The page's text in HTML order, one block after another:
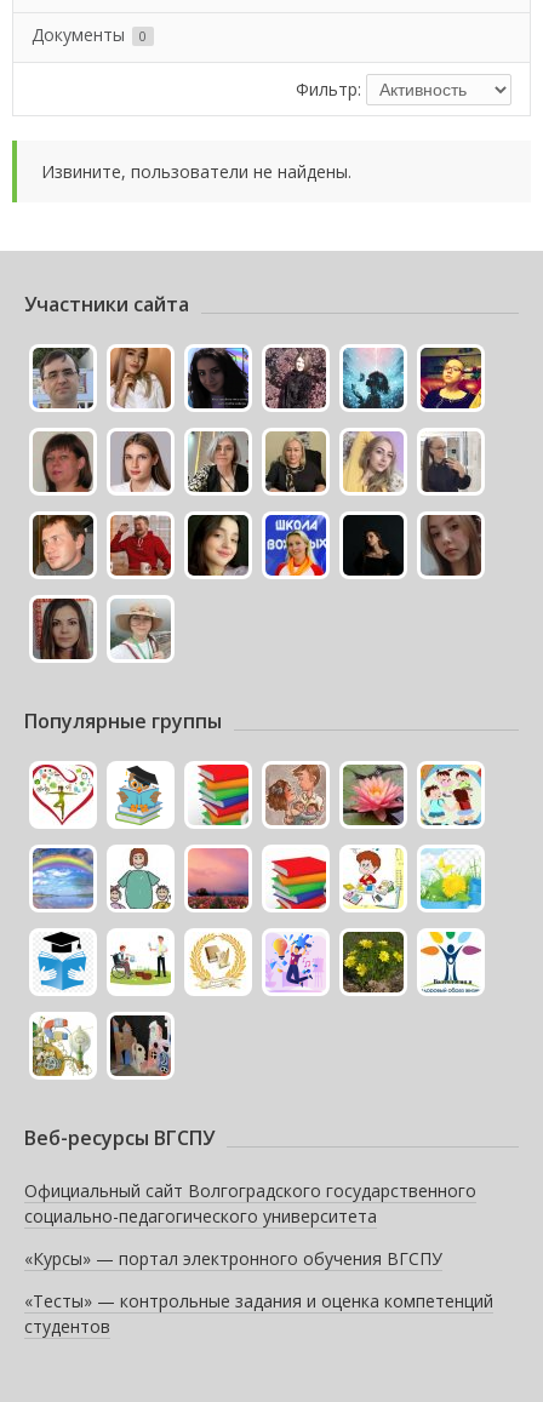
Документы 0
Фильтр:
Извините, пользователи не найдены.
Участники сайта
Популярные группы
Веб-ресурсы ВГСПУ
Официальный сайт Волгоградского государственного
социально-педагогического университета
«Курсы» — портал электронного обучения ВГСПУ
«Тесты» — контрольные задания и оценка компетенций
студентов